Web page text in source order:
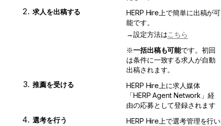
求人を出稿する
HERP Hire上で簡単に出稿が可
能です。
→設定方法はこちら
※一括出稿も可能です。初回
は条件に一致する求人が自動
出稿されます。
推薦を受ける
HERP Hire上に求人媒体
「HERP Agent Network」経
由の応募として登録されます
選考を行う
HERP Hire上で選考管理を行い